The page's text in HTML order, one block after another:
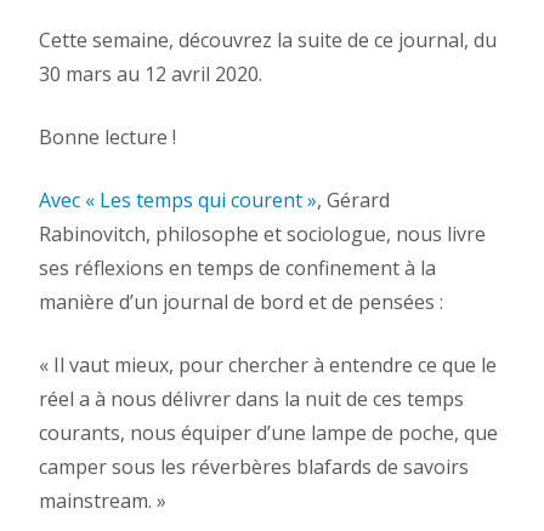
Cette semaine, découvrez la suite de ce journal, du
30 mars au 12 avril 2020.
Bonne lecture !
Avec « Les temps qui courent », Gérard
Rabinovitch, philosophe et sociologue, nous livre
ses réflexions en temps de confinement à la
manière d’un journal de bord et de pensées :
« Il vaut mieux, pour chercher à entendre ce que le
réel a à nous délivrer dans la nuit de ces temps
courants, nous équiper d’une lampe de poche, que
camper sous les réverbères blafards de savoirs
mainstream. »